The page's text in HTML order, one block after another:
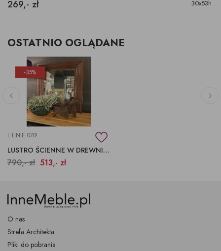
269,- zł 30x53h
OSTATNIO OGLĄDANE
-35%
L LINIE 070!
LUSTRO ŚCIENNE W DREWNIANEJ RAMIE
790,- zł 513,- zł
O nas
Strefa Architekta
Pliki do pobrania